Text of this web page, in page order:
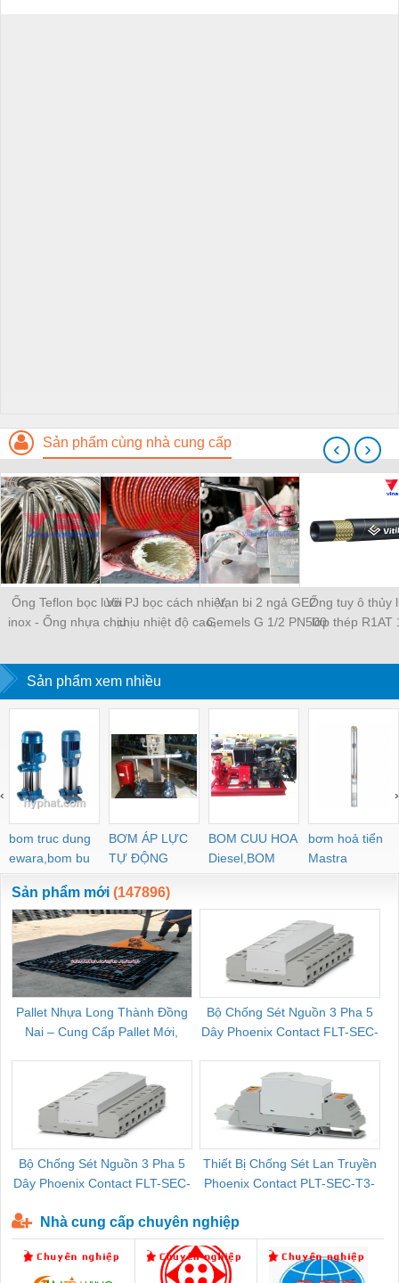
Sản phẩm cùng nhà cung cấp
Ống Teflon bọc lưới
inox - Ống nhựa chịu
Vỏ PJ bọc cách nhiệt,
chịu nhiệt độ cao,
Van bi 2 ngả GE2
Gemels G 1/2 PN500
Ống tuy ô thủy
lớp thép R1AT
‹ ›
Sản phẩm xem nhiều
bom truc dung
ewara,bom bu
ewara
BƠM ÁP LỰC
TỰ ĐỘNG
BOM CUU HOA
Diesel,BOM
CHUA CHAY
bơm hoả tiển
Mastra
‹ ›
Sản phẩm mới (147896)
Pallet Nhựa Long Thành Đồng
Nai – Cung Cấp Pallet Mới,
Bộ Chống Sét Nguồn 3 Pha 5
Dây Phoenix Contact FLT-SEC-
Bộ Chống Sét Nguồn 3 Pha 5
Dây Phoenix Contact FLT-SEC-
Thiết Bị Chống Sét Lan Truyền
Phoenix Contact PLT-SEC-T3-
Nhà cung cấp chuyên nghiệp